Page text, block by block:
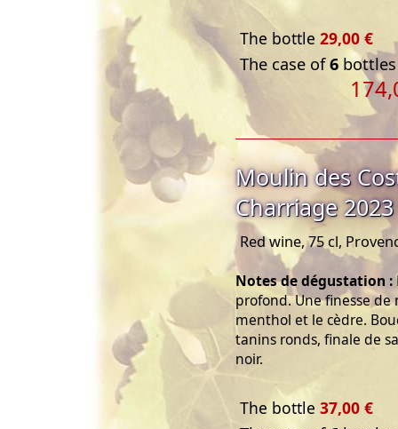
The bottle 29,00 €
The case of6
Moulin des
Charriage
Red wine, 75 cl,
Notes de dégustation :
profond. Une finesse de
menthol et le cèdre.
tanins ronds, finale de
noir.
The bottle 37,00 €